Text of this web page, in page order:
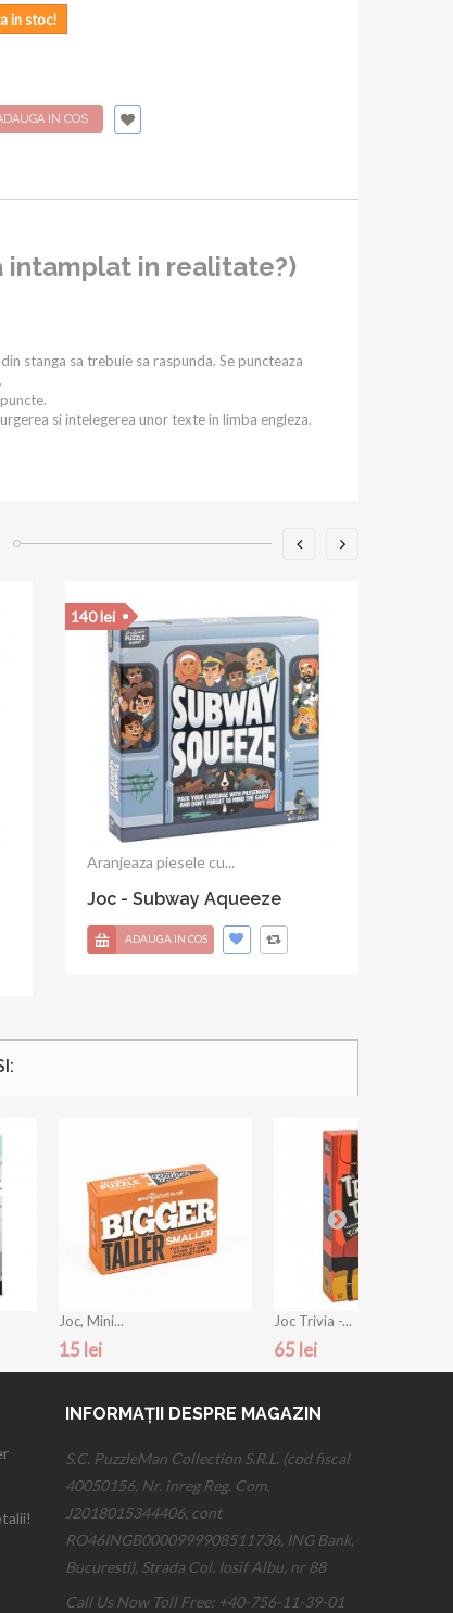
in stoc!
IN COS
intamplat in realitate?)
stanga sa trebuie sa raspunda. Se puncteaza
si intelegerea unor texte in limba engleza.
Seria Summer Camp, include...
Joc, Summer Camp, Outdoor
45 lei
Joc, Mini...
15 lei
Joc Trivia -...
65 lei
INFORMAȚII DESPRE MAGAZIN
S.C. PuzzleMan Collection S.R.L. (cod fiscal
40050156, Nr. inreg Reg. Com.
J2018015344406, cont
RO46INGB0000999908511736, ING Bank,
Bucuresti), Strada Col. Iosif Albu, nr 88
Call Us Now Toll Free: +40-756-11-39-01